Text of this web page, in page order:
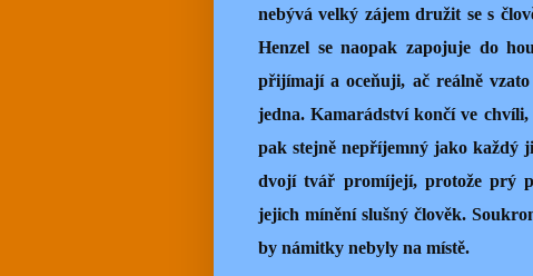
nebývá velký zájem družit se s
Henzel se naopak zapojuje do
přijímají a oceňuji, ač reálně
jedna. Kamarádství končí ve
pak stejně nepříjemný jako každý
dvojí tvář promíjejí, protože prý
jejich mínění slušný člověk.
by námitky nebyly na místě.